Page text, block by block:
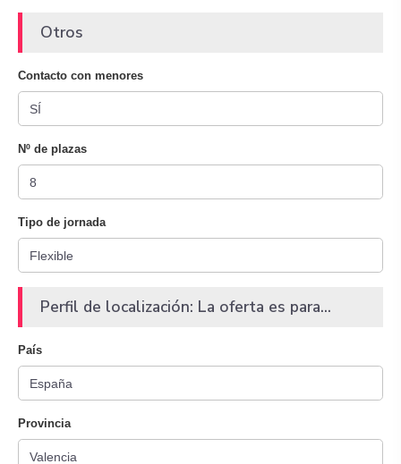
Otros
Contacto con menores
Nº de plazas
Tipo de jornada
Perfil de localización: La oferta es para...
País
Provincia